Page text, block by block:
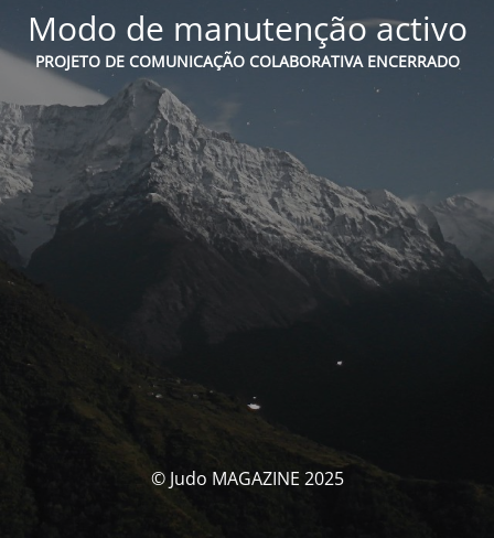
Modo de manutenção activo
PROJETO DE COMUNICAÇÃO COLABORATIVA ENCERRADO
© Judo MAGAZINE 2025